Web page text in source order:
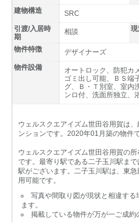
建物構造
SRC
引渡/入居時
期
相談
物件特徴
デザイナーズ
物件設備
オートロック、防犯カ
ゴミ出し可能、ＢＳ端
グ、Ｂ・Ｔ別室、室内
ンロ付、洗面所独立、
ウェルスクエアイズム世田谷用賀は
ンションです。2020年01月築の物件で
ウェルスクエアイズム世田谷用賀の
です。最寄り駅である二子玉川駅ま
駅がございます。二子玉川駅は、東
用可能です。
写真や間取り図が現状と相違す
ます。
掲載している物件が万が一ご成約